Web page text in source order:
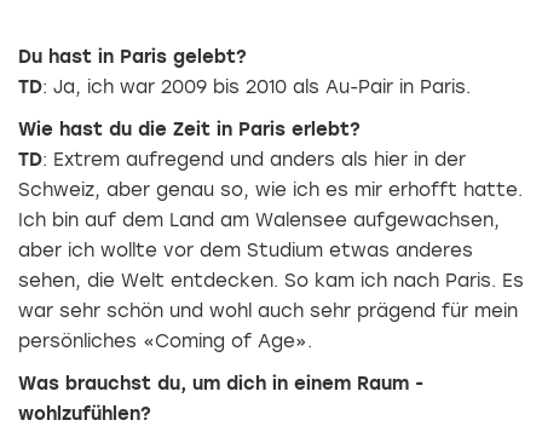
Du hast in Paris gelebt?
TD: Ja, ich war 2009 bis 2010 als Au-Pair in Paris.
Wie hast du die Zeit in Paris erlebt?
TD: Extrem aufregend und anders als hier in der
Schweiz, aber genau so, wie ich es mir erhofft hatte.
Ich bin auf dem Land am Walensee aufgewachsen,
aber ich wollte vor dem Studium etwas anderes
sehen, die Welt entdecken. So kam ich nach Paris. Es
war sehr schön und wohl auch sehr prägend für mein
persönliches «Coming of Age».
Was brauchst du, um dich in einem Raum ­
wohlzufühlen?